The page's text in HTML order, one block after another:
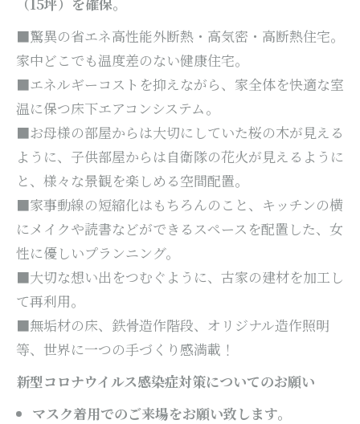
■驚異の省エネ高性能外断熱・高気密・高断熱住宅。
家中どこでも温度差のない健康住宅。
■エネルギーコストを抑えながら、家全体を快適な室
温に保つ床下エアコンシステム。
■お母様の部屋からは大切にしていた桜の木が見える
ように、子供部屋からは自衛隊の花火が見えるように
と、様々な景観を楽しめる空間配置。
■家事動線の短縮化はもちろんのこと、キッチンの横
にメイクや読書などができるスペースを配置した、女
性に優しいプランニング。
■大切な想い出をつむぐように、古家の建材を加工し
て再利用。
■無垢材の床、鉄骨造作階段、オリジナル造作照明
等、世界に一つの手づくり感満載！
新型コロナウイルス感染症対策についてのお願い
マスク着用でのご来場をお願い致します。